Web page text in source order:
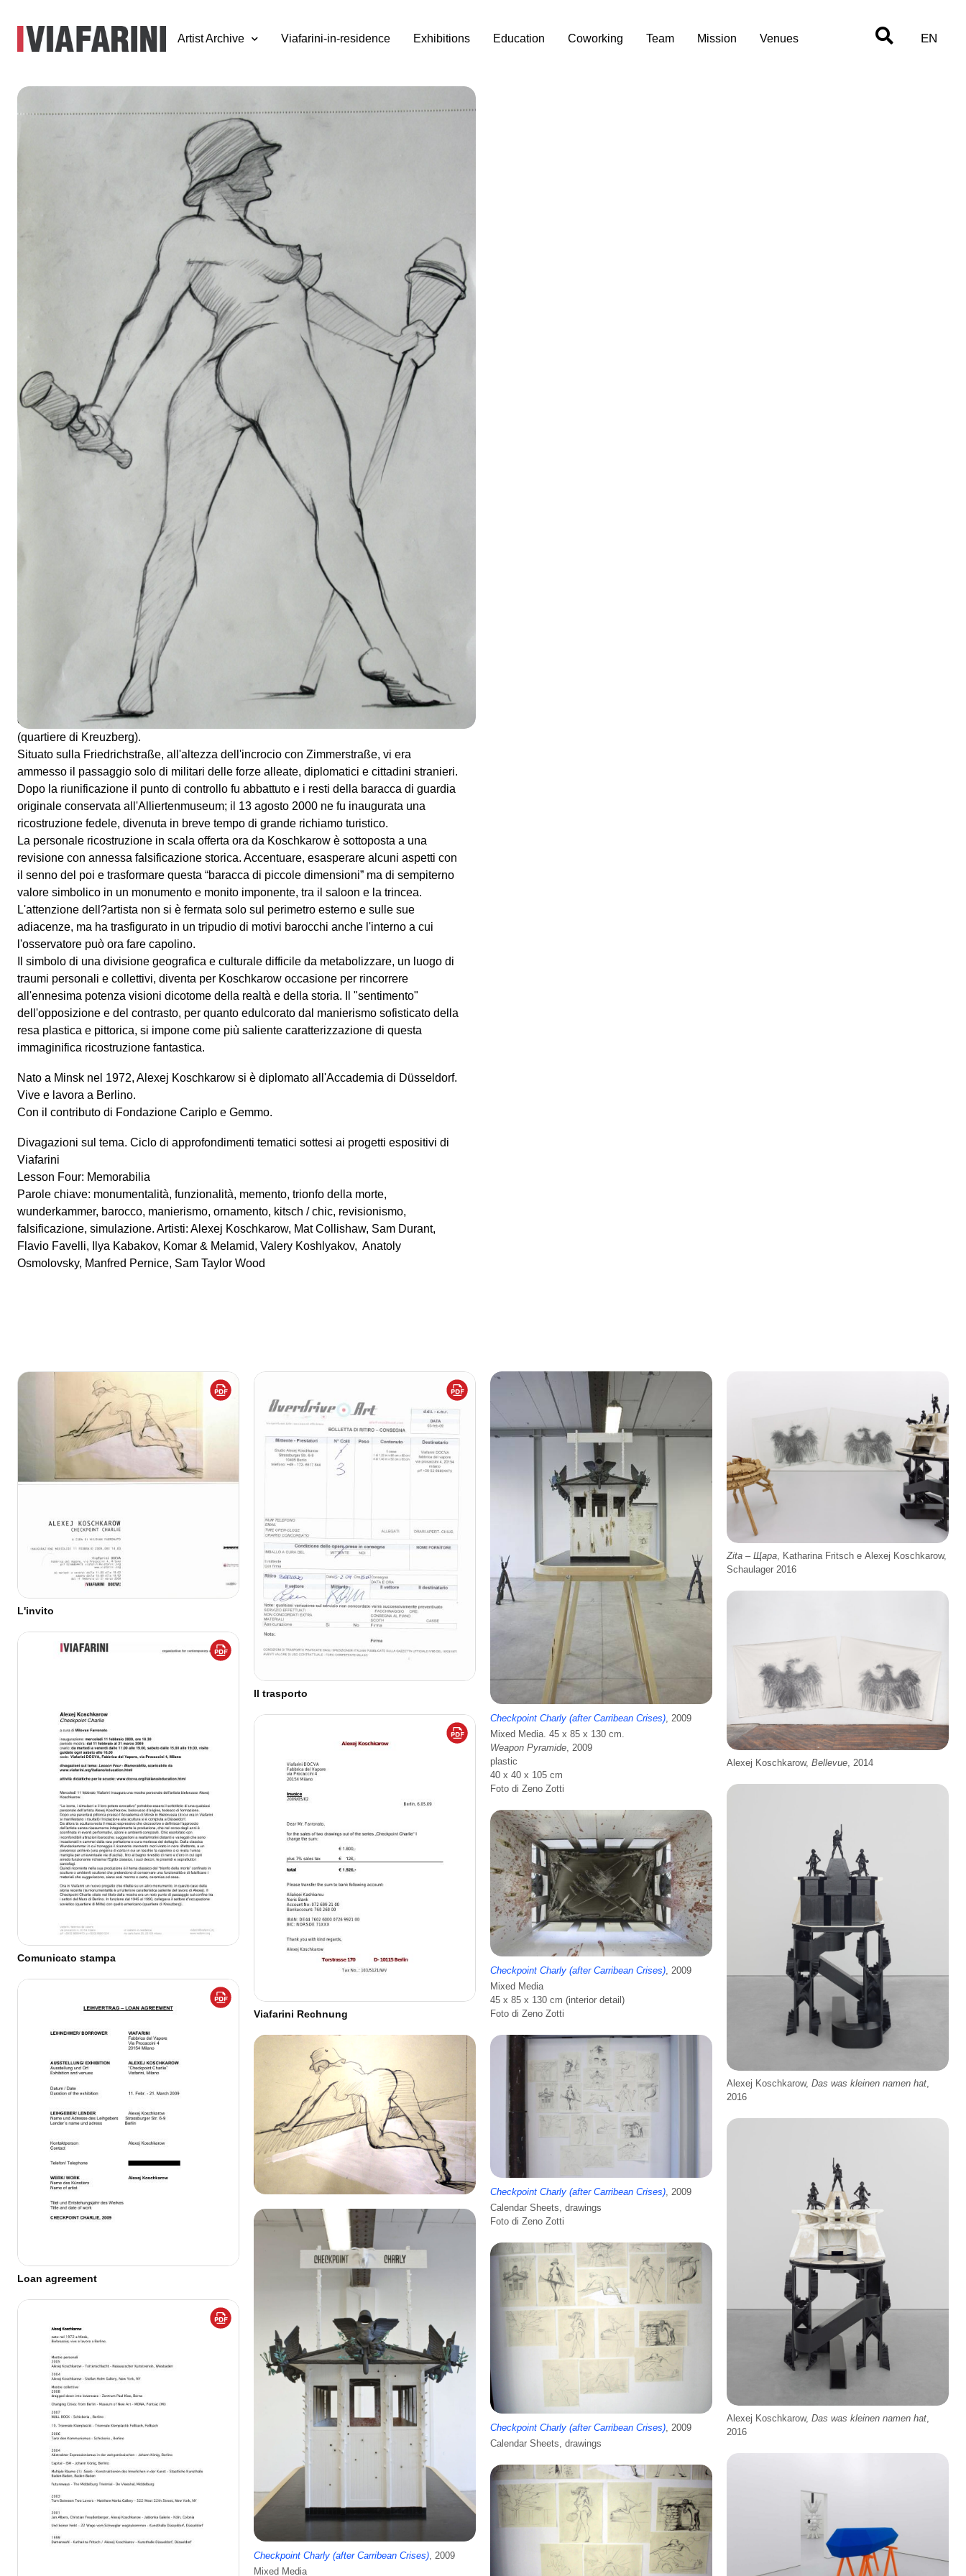
Artist Archive Viafarini-in-residence Exhibitions Education Coworking Team Mission Venues EN
Alexej Koschkarow,
Checkpoint Charlie
11 febbraio - 21 marzo 2009
a cura di Milovan Farronato
Mercoledì 11 febbraio Viafarini inaugura una mostra personale dell'artista bielorusso
. “Le icone, i simulacri e il loro potere evocativo” potrebbe essere il
sottotitolo di una qualsiasi personale dell'artistaAlexej Koschkarow
, bielorusso
d'origine, tedesco di formazione.
Dopo una parentesi pittorica presso l'Accademia di Minsk in Bielorussia (di cui ora in
Viafarini si manifestano i risultati) l'iniziazione alla scultura si è compiuta a Düsseldorf.
Da allora, la scultura resta il mezzo espressivo che circoscrive e definisce l'approccio
dell'artista senza riassumere integralmente la sua produzione, che nel corso degli anni
è sconfinata in eventi performativi, azioni e ambienti compositi. Chic esorbitato con
inconfondibili attrazioni barocche; suggestioni a realtà/motivi distanti e variegati che
sono incastonati in cammei dalla rara perfezione e cura morbosa del dettaglio. Dalla
classica wunderkammer in cui troneggia il ricorrente memento mori virato in nero
riflettente, a un polveroso archivio (una prigione di carta in cui un teschio fa capolino e
si rivela l'unica maniglia per un'eventuale via d'uscita), fino al bagno rivestito di nero e
d'oro in cui ogni arredo funzionante richiama l'Egitto classico, i suoi decori, le piramidi e
soprattutto i sarcofagi. Quindi ricorrente nella sua produzione è il tema classico del
“trionfo della morte” confinato in sculture o ambienti scultorei che pretendono di
conservare una funzionalità e di falsificare i materiali che suggeriscono, siano essi
marmo o carta, ceramica od ossa.
Ora in Viafarini un nuovo progetto che riflette su un altro monumento, in questo caso
della storia recente (la monumentalità è un'ulteriore caratteristica saliente del lavoro di
Checkpoint Charlie
citato nel titolo della mostra era un noto punto di
passaggio sul confine tra i settori del Muro di Berlino. In funzione dal 1945 al 1990,
collegava il settore d'occupazione sovietico (quartiere di Mitte) con quello americano
(quartiere di Kreuzberg).
Situato sulla Friedrichstraße, all'altezza dell'incrocio con Zimmerstraße, vi era
ammesso il passaggio solo di militari delle forze alleate, diplomatici e cittadini stranieri.
Dopo la riunificazione il punto di controllo fu abbattuto e i resti della baracca di guardia
originale conservata all'Alliertenmuseum; il 13 agosto 2000 ne fu inaugurata una
ricostruzione fedele, divenuta in breve tempo di grande richiamo turistico.
La personale ricostruzione in scala offerta ora da Koschkarow è sottoposta a una
revisione con annessa falsificazione storica. Accentuare, esasperare alcuni aspetti con
il senno del poi e trasformare questa “baracca di piccole dimensioni” ma di sempiterno
valore simbolico in un monumento e monito imponente, tra il saloon e la trincea.
L'attenzione dell?artista non si è fermata solo sul perimetro esterno e sulle sue
adiacenze, ma ha trasfigurato in un tripudio di motivi barocchi anche l'interno a cui
l'osservatore può ora fare capolino.
Il simbolo di una divisione geografica e culturale difficile da metabolizzare, un luogo di
traumi personali e collettivi, diventa per Koschkarow occasione per rincorrere
all'ennesima potenza visioni dicotome della realtà e della storia. Il "sentimento"
dell'opposizione e del contrasto, per quanto edulcorato dal manierismo sofisticato della
resa plastica e pittorica, si impone come più saliente caratterizzazione di questa
immaginifica ricostruzione fantastica.
Nato a Minsk nel 1972, Alexej Koschkarow si è diplomato all'Accademia di Düsseldorf.
Vive e lavora a Berlino.
Con il contributo di Fondazione Cariplo e Gemmo.
Divagazioni sul tema. Ciclo di approfondimenti tematici sottesi ai progetti espositivi di
Viafarini
Lesson Four: Memorabilia
Parole chiave: monumentalità, funzionalità, memento, trionfo della morte,
wunderkammer, barocco, manierismo, ornamento, kitsch / chic, revisionismo,
falsificazione, simulazione. Artisti: Alexej Koschkarow, Mat Collishaw, Sam Durant,
Flavio Favelli, Ilya Kabakov, Komar & Melamid, Valery Koshlyakov, Anatoly
Osmolovsky, Manfred Pernice, Sam Taylor Wood
L'invito
Comunicato stampa
Loan agreement
Il trasporto
Viafarini Rechnung
Checkpoint Charly (after Carribean Crises), 2009
Mixed Media
Checkpoint Charly (after Carribean Crises), 2009
Mixed Media. 45 x 85 x 130 cm.
Weapon Pyramide, 2009
plastic
40 x 40 x 105 cm
Foto di Zeno Zotti
Checkpoint Charly (after Carribean Crises), 2009
Mixed Media
45 x 85 x 130 cm (interior detail)
Foto di Zeno Zotti
Checkpoint Charly (after Carribean Crises), 2009
Calendar Sheets, drawings
Foto di Zeno Zotti
Checkpoint Charly (after Carribean Crises), 2009
Calendar Sheets, drawings
Zita – Щара , Katharina Fritsch e Alexej Koschkarow,
Schaulager 2016
Alexej Koschkarow, Bellevue , 2014
Alexej Koschkarow, Das was kleinen namen hat,
2016
Alexej Koschkarow, Das was kleinen namen hat
2016